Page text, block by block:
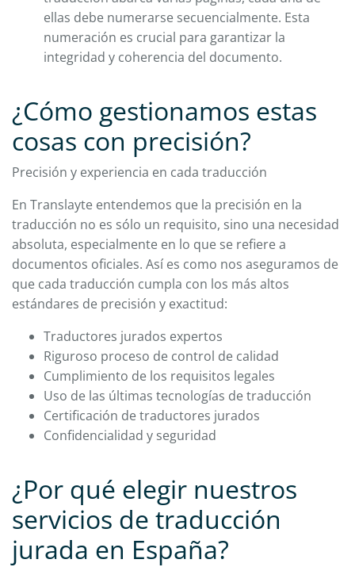
ellas debe numerarse secuencialmente. Esta
numeración es crucial para garantizar la
integridad y coherencia del documento.
¿Cómo gestionamos estas
cosas con precisión?
Precisión y experiencia en cada traducción
En Translayte entendemos que la precisión en la
traducción no es sólo un requisito, sino una necesidad
absoluta, especialmente en lo que se refiere a
documentos oficiales. Así es como nos aseguramos de
que cada traducción cumpla con los más altos
estándares de precisión y exactitud:
Traductores jurados expertos
Riguroso proceso de control de calidad
Cumplimiento de los requisitos legales
Uso de las últimas tecnologías de traducción
Certificación de traductores jurados
Confidencialidad y seguridad
¿Por qué elegir nuestros
servicios de traducción
jurada en España?